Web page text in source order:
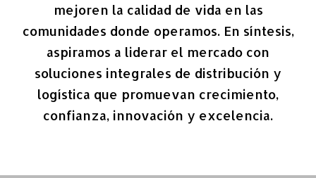
mejoren la calidad de vida en las
comunidades donde operamos. En síntesis,
aspiramos a liderar el mercado con
soluciones integrales de distribución y
logística que promuevan crecimiento,
confianza, innovación y excelencia.